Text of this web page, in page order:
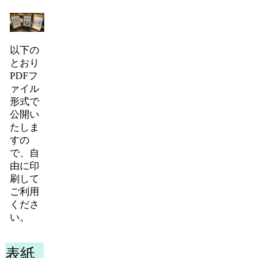
以下の
とおり
PDFフ
ァイル
形式で
公開い
たしま
すの
で、自
由に印
刷して
ご利用
くださ
い。
表紙